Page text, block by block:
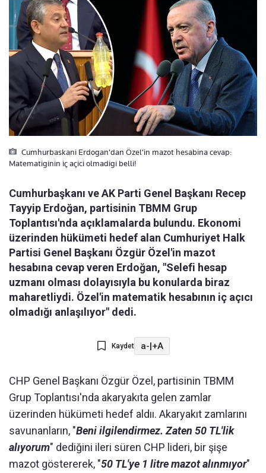
Cumhurbaskani Erdogan'dan Özel'in mazot hesabina cevap:
Matematiginin iç açici olmadigi belli!
Cumhurbaşkanı ve AK Parti Genel Başkanı Recep
Tayyip Erdoğan, partisinin TBMM Grup
Toplantısı'nda açıklamalarda bulundu. Ekonomi
üzerinden hükümeti hedef alan Cumhuriyet Halk
Partisi Genel Başkanı Özgür Özel'in mazot
hesabına cevap veren Erdoğan, "Selefi hesap
uzmanı olması dolayısıyla bu konularda biraz
maharetliydi. Özel'in matematik hesabının iç açıcı
olmadığı anlaşılıyor" dedi.
Kaydet a-|+A
CHP Genel Başkanı Özgür Özel, partisinin TBMM
Grup Toplantısı'nda akaryakıta gelen zamlar
üzerinden hükümeti hedef aldıı. Akaryakıt zamlarını
savunanların, "Beni ilgilendirmez. Zaten 50 TL'lik
alıyorum" dediğini ileri süren CHP lideri, bir şişe
mazot göstererek, "50 TL'ye 1 litre mazot alınmıyor"